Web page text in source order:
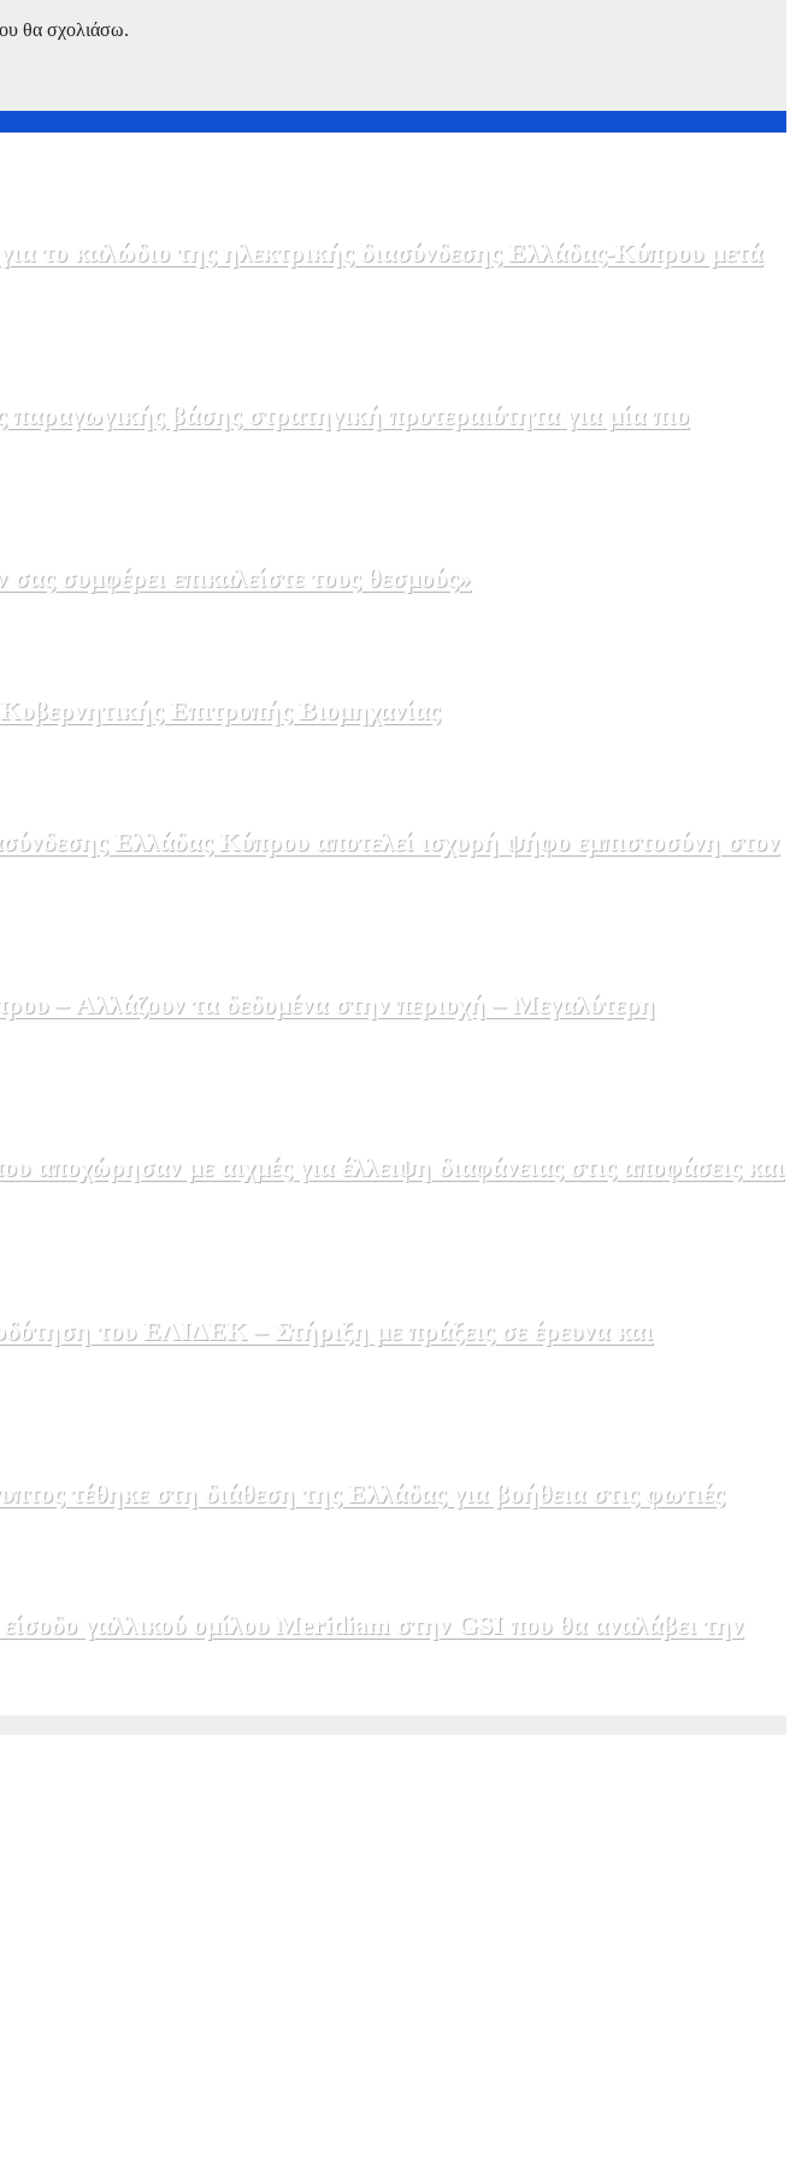
θα σχολιάσω.
το καλώδιο της ηλεκτρικής διασύνδεσης Ελλάδας-Κύπρου μετά
βάσης στρατηγική προτεραιότητα για μία πιο
συμφέρει επικαλείστε τους θεσμούς»
Επιτροπής Βιομηχανίας
Ελλάδας Κύπρου αποτελεί ισχυρή ψήφο εμπιστοσύνη στον
– Αλλάζουν τα δεδομένα στην περιοχή – Μεγαλύτερη
με αιχμές για έλλειψη διαφάνειας στις αποφάσεις και
του ΕΛΙΔΕΚ – Στήριξη με πράξεις σε έρευνα και
τέθηκε στη διάθεση της Ελλάδας για βοήθεια στις φωτιές
γαλλικού ομίλου Meridiam στην GSI που θα αναλάβει την